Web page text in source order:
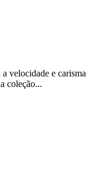
velocidade e carisma
coleção...